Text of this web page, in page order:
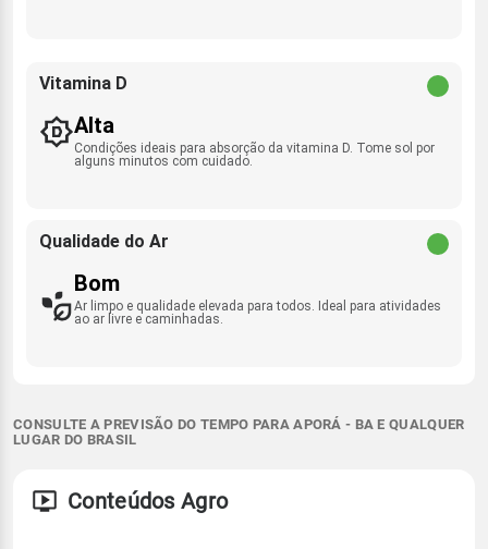
Vitamina D
Alta
Condições ideais para absorção da vitamina D. Tome sol por
alguns minutos com cuidado.
Qualidade do Ar
Bom
Ar limpo e qualidade elevada para todos. Ideal para atividades
ao ar livre e caminhadas.
CONSULTE A PREVISÃO DO TEMPO PARA APORÁ - BA E QUALQUER
LUGAR DO BRASIL
Conteúdos Agro